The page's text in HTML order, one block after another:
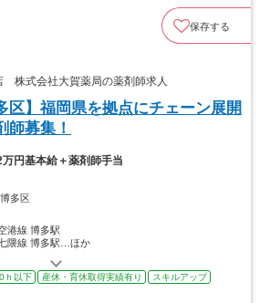
保存する
株式会社大賀薬局の薬剤師求人
区】福岡県を拠点にチェーン展開
師募集！
万円基本給＋薬剤師手当
多区
港線 博多駅
隈線 博多駅…ほか
ｈ以下 産休・育休取得実績有り
スキルアップ